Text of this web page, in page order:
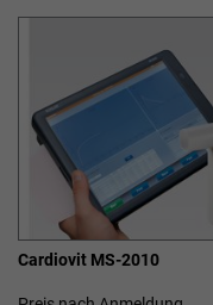
Cardiovit MS-2010